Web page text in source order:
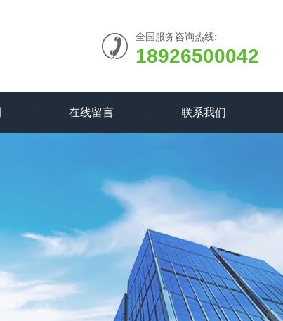
全国服务咨询热线:
18926500042
在线留言 联系我们